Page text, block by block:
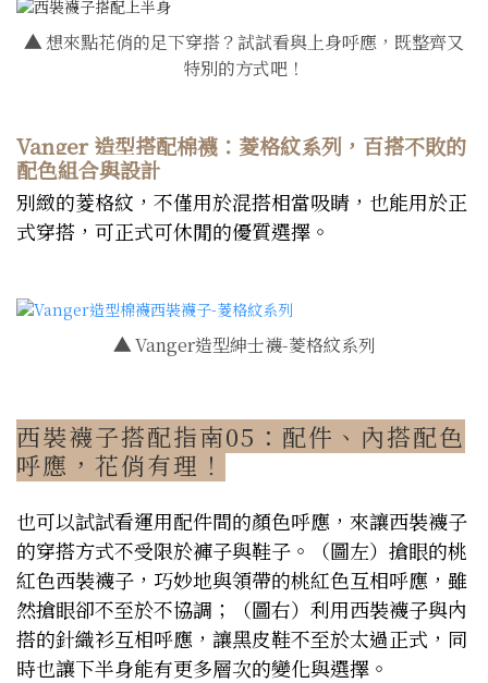
▲想來點花俏的足下穿搭？試試看與上身呼應，既整齊又
特別的方式吧！
Vanger 造型搭配棉襪：菱格紋系列，百搭不敗的
配色組合與設計
別緻的菱格紋，不僅用於混搭相當吸睛，也能用於正
式穿搭，可正式可休閒的優質選擇。
▲Vanger造型紳士襪-菱格紋系列
西裝襪子搭配指南05：配件、內搭配色
呼應，花俏有理！
也可以試試看運用配件間的顏色呼應，來讓西裝襪子
的穿搭方式不受限於褲子與鞋子。（圖左）搶眼的桃
紅色西裝襪子，巧妙地與領帶的桃紅色互相呼應，雖
然搶眼卻不至於不協調；（圖右）利用西裝襪子與內
搭的針織衫互相呼應，讓黑皮鞋不至於太過正式，同
時也讓下半身能有更多層次的變化與選擇。